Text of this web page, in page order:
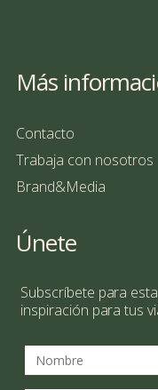
Más
Contacto
Trabaja con nosotros
Brand&Media
Únete
Subscríbete para
inspiración para tus